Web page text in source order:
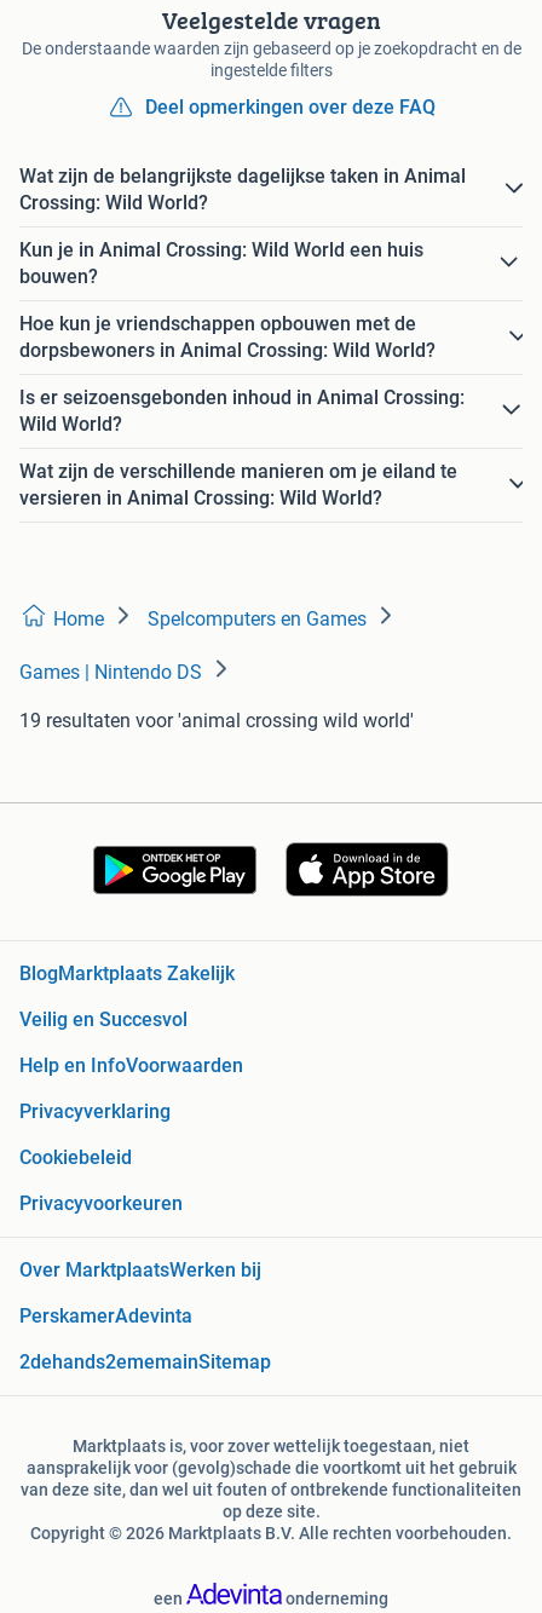
Veelgestelde vragen
De onderstaande waarden zijn gebaseerd op je zoekopdracht en de
ingestelde filters
Deel opmerkingen over deze FAQ
Wat zijn de belangrijkste dagelijkse taken in Animal
Crossing: Wild World?
Kun je in Animal Crossing: Wild World een huis
bouwen?
Hoe kun je vriendschappen opbouwen met de
dorpsbewoners in Animal Crossing: Wild World?
Is er seizoensgebonden inhoud in Animal Crossing:
Wild World?
Wat zijn de verschillende manieren om je eiland te
versieren in Animal Crossing: Wild World?
Home Spelcomputers en Games
Games | Nintendo DS
19 resultaten voor 'animal crossing wild world'
BlogMarktplaats Zakelijk
Veilig en Succesvol
Help en InfoVoorwaarden
Privacyverklaring
Cookiebeleid
Privacyvoorkeuren
Over MarktplaatsWerken bij
PerskamerAdevinta
2dehands2ememainSitemap
Marktplaats is, voor zover wettelijk toegestaan, niet
aansprakelijk voor (gevolg)schade die voortkomt uit het gebruik
van deze site, dan wel uit fouten of ontbrekende functionaliteiten
op deze site.
Copyright © 2026 Marktplaats B.V. Alle rechten voorbehouden.
een onderneming